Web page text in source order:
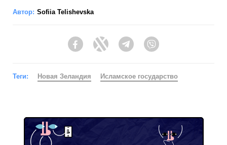
Автор: Sofiia Telishevska
FacebookTwitter Telegram
Теги: Новая Зеландия Исламское государство